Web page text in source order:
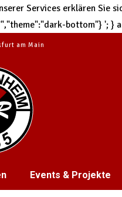
Services erklären Sie
bottom"} '; }
am Main
Events & Projekte